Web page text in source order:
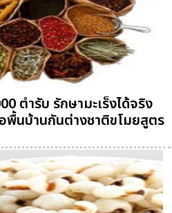
ตำรับ รักษามะเร็งได้จริง
นบ้านกันต่างชาติขโมยสูตร